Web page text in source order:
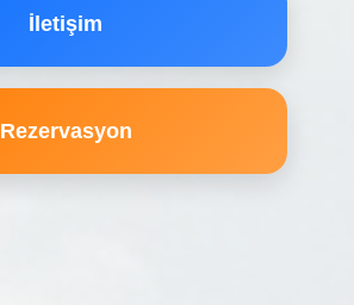
İletişim
Rezervasyon